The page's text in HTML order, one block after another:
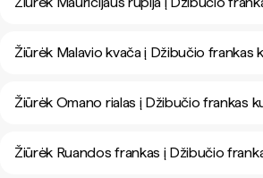
Žiūrėk Malavio kvača į Džibučio frankas
Žiūrėk Omano rialas į Džibučio frankas
Žiūrėk Ruandos frankas į Džibučio